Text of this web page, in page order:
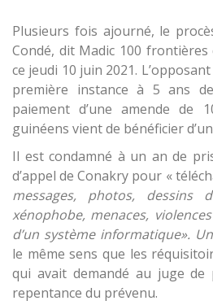
Plusieurs fois ajourné, le
Condé, dit Madic 100
ce jeudi 10 juin 2021.
première instance à 5 ans
paiement d’une amende de
guinéens vient de bénéficier
Il est condamné à un an de
d’appel de Conakry pour «
messages, photos, dessins
xénophobe, menaces,
d’un système informatique».
le même sens que les
qui avait demandé au juge
repentance du prévenu.